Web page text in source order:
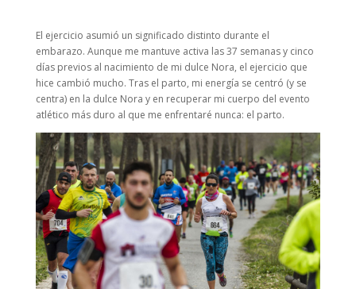
El ejercicio asumió un significado distinto durante el
embarazo. Aunque me mantuve activa las 37 semanas y cinco
días previos al nacimiento de mi dulce Nora, el ejercicio que
hice cambió mucho. Tras el parto, mi energía se centró (y se
centra) en la dulce Nora y en recuperar mi cuerpo del evento
atlético más duro al que me enfrentaré nunca: el parto.